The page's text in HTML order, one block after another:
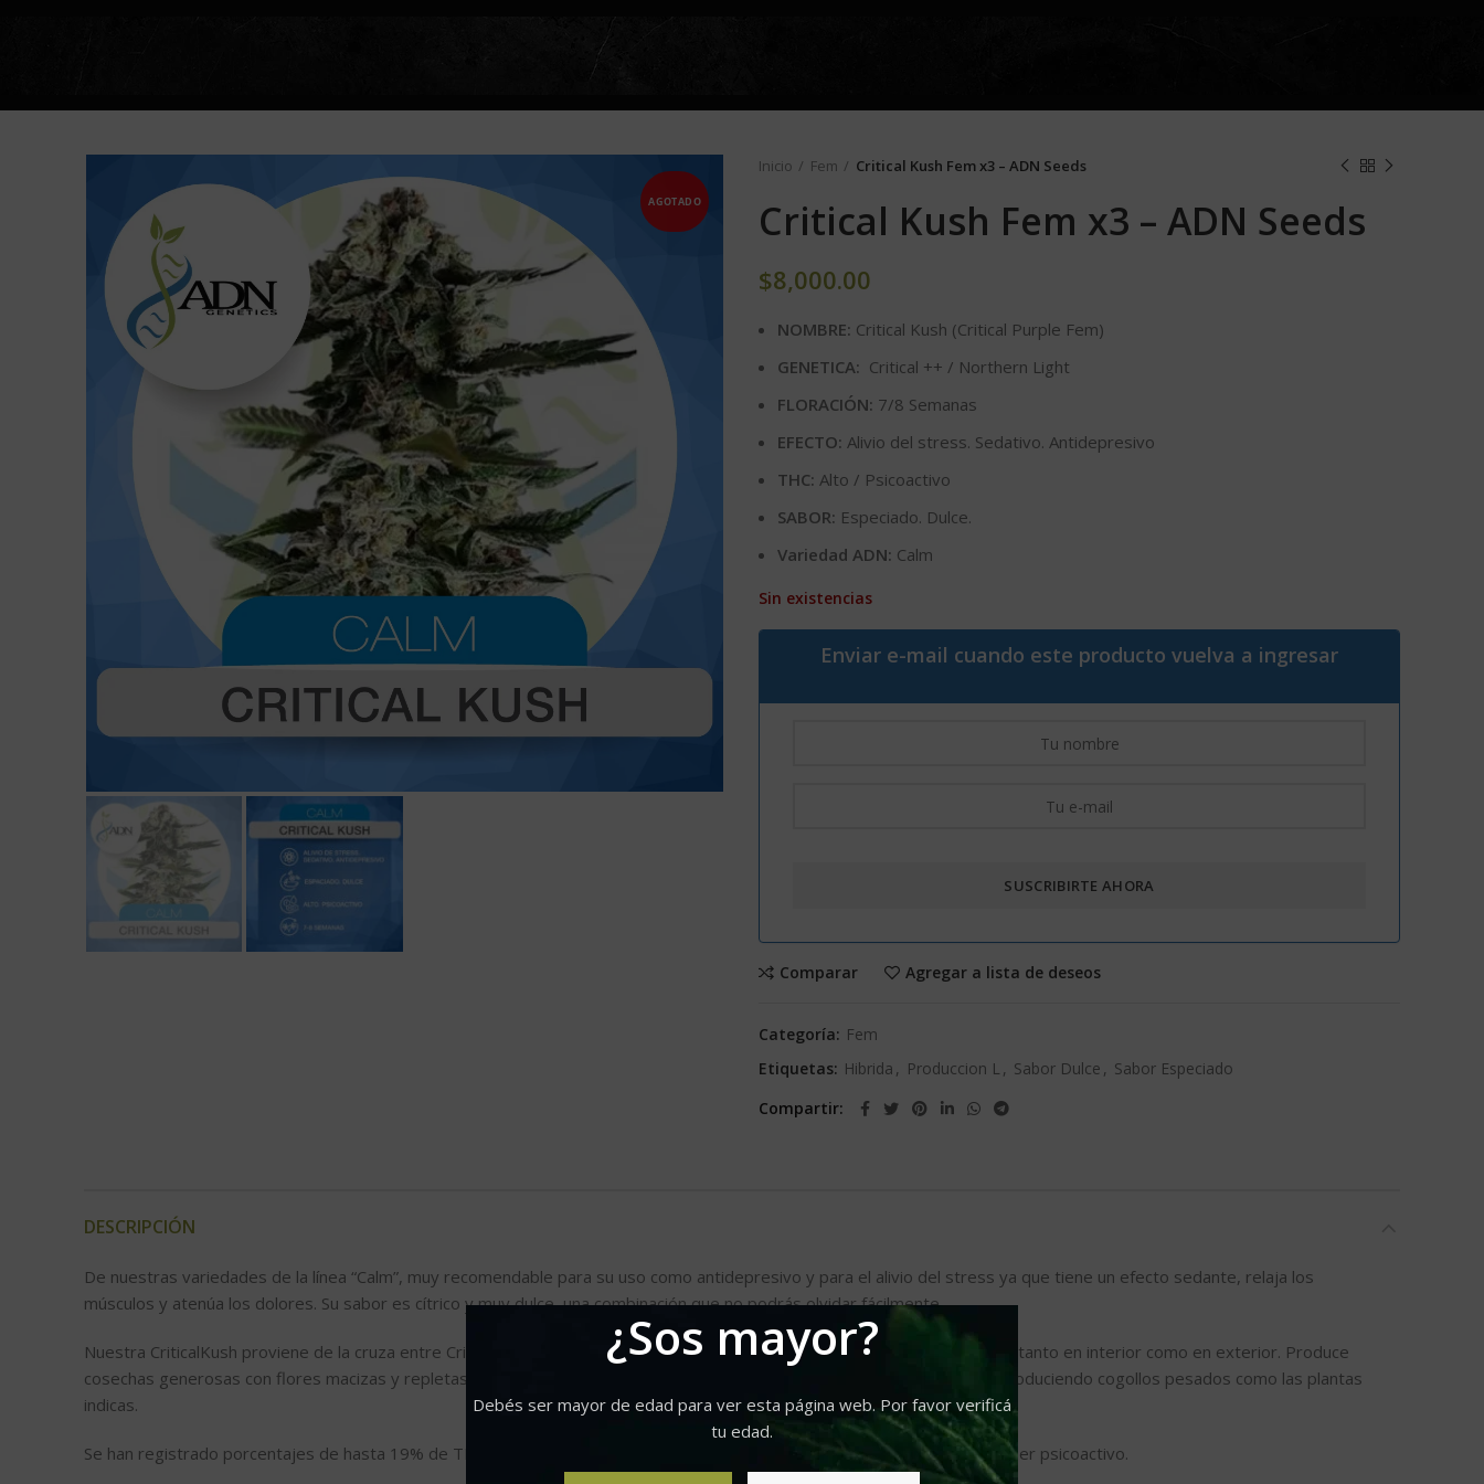
¿Sos mayor?
Debés ser mayor de edad para ver esta página web. Por favor verificá
tu edad.
AGOTADO
Inicio Fem Critical Kush Fem x3 – ADN Seeds
Critical Kush Fem x3 – ADN Seeds
$8,000.00
NOMBRE: Critical Kush (Critical Purple Fem)
GENETICA: Critical ++ / Northern Light
FLORACIÓN: 7/8 Semanas
EFECTO: Alivio del stress. Sedativo. Antidepresivo
THC: Alto / Psicoactivo
SABOR: Especiado. Dulce.
Variedad ADN: Calm
Sin existencias
Enviar e-mail cuando este producto vuelva a ingresar
Comparar Agregar a lista de deseos
Categoría: Fem
Etiquetas: Hibrida , Produccion L , Sabor Dulce , Sabor Especiado
Compartir
DESCRIPCIÓN
De nuestras variedades de la línea “Calm”, muy recomendable para su uso como antidepresivo y para el alivio del stress ya que tiene un efecto sedante, relaja los
músculos y atenúa los dolores. Su sabor es cítrico y muy dulce, una combinación que no podrás olvidar fácilmente.
Nuestra CriticalKush proviene de la cruza entre CriticalBilbo y Somango. Es una híbrida de floración rápida y fácil de cultivar, tanto en interior como en exterior. Produce
cosechas generosas con flores macizas y repletas de resina. Es una variedad con crecimiento típico de las sativas, pero produciendo cogollos pesados como las plantas
indicas.
Se han registrado porcentajes de hasta 19% de THC, siendo la media entorno al 16%, lo que la hace una planta de alto poder psicoactivo.